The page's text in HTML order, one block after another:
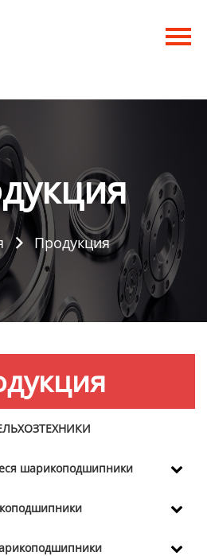
 Продукция
шарикоподшипники